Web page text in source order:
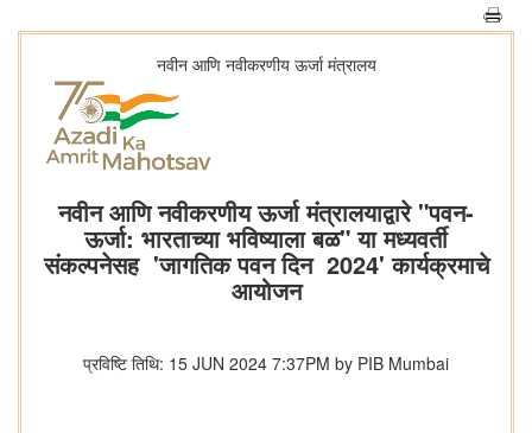
नवीन आणि नवीकरणीय ऊर्जा मंत्रालय
नवीन आणि नवीकरणीय ऊर्जा मंत्रालयाद्वारे "पवन-
ऊर्जा: भारताच्या भविष्याला बळ" या मध्यवर्ती
संकल्पनेसह 'जागतिक पवन दिन 2024' कार्यक्रमाचे
आयोजन
प्रविष्टि तिथि: 15 JUN 2024 7:37PM by PIB Mumbai